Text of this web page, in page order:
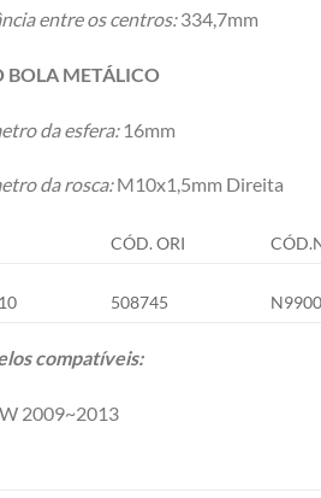
entre os centros:334,7mm
BOLA METÁLICO
da esfera:16mm
da rosca:M10x1,5mm Direita
CÓD. ORI
508745
compatíveis:
2009~2013